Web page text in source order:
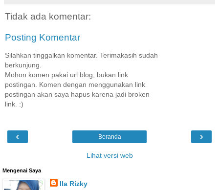
Tidak ada komentar:
Posting Komentar
Silahkan tinggalkan komentar. Terimakasih sudah
berkunjung.
Mohon komen pakai url blog, bukan link
postingan. Komen dengan menggunakan link
postingan akan saya hapus karena jadi broken
link. :)
‹ ›
Beranda
Lihat versi web
Mengenai Saya
Ila Rizky